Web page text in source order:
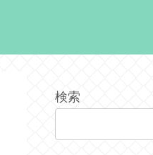
検索